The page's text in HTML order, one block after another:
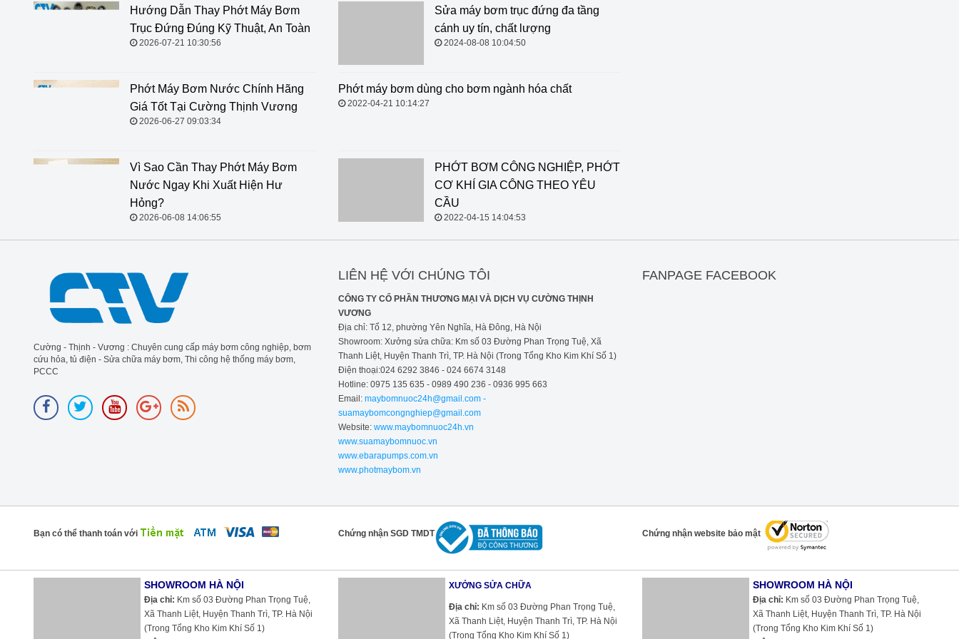
Hướng Dẫn Thay Phớt Máy Bơm
Trục Đứng Đúng Kỹ Thuật, An Toàn
2026-07-21 10:30:56
Phớt Máy Bơm Nước Chính Hãng
Giá Tốt Tại Cường Thịnh Vương
2026-06-27 09:03:34
Vì Sao Cần Thay Phớt Máy Bơm
Nước Ngay Khi Xuất Hiện Hư
Hỏng?
2026-06-08 14:06:55
Sửa máy bơm trục đứng đa tầng cánh uy tín, chất
Phớt máy bơm dùng cho bơm
PHỚT BƠM CÔNG NGHIỆP, PHỚT
CƠ KHÍ GIA CÔNG THEO YÊU
CẦU
2022-04-15 14:04:53
Cường - Thịnh - Vương : Chuyên cung cấp máy bơm công nghiệp, bơm
cứu hỏa, tủ điện - Sửa chữa máy bơm, Thi công hệ thống máy bơm,
PCCC
LIÊN HỆ VỚI CHÚNG TÔI
CÔNG TY CỔ PHẦN THƯƠNG MẠI VÀ DỊCH VỤ CƯỜNG THỊNH
VƯƠNG
Địa chỉ: Tổ 12, phường Yên Nghĩa, Hà Đông, Hà Nội
Showroom: Xưởng sửa chữa: Km số 03 Đường Phan Trọng Tuệ, Xã
Thanh Liệt, Huyện Thanh Trì, TP. Hà Nội (Trong Tổng Kho Kim Khí Số 1)
Điện thoại:024 6292 3846 - 024 6674 3148
Hotline: 0975 135 635 - 0989 490 236 - 0936 995 663
Email: maybomnuoc24h@gmail.com -
suamaybomcongnghiep@gmail.com
Website:www.maybomnuoc24h.vn
www.suamaybomnuoc.vn
www.ebarapumps.com.vn
www.photmaybom.vn
FANPAGE FACEBOOK
Bạn có thể thanh toán với Chứng nhận SGD TMDT Chứng nhận website bảo mật
SHOWROOM HÀ NỘI
Địa chỉ: Km số 03 Đường Phan Trọng Tuệ,
Xã Thanh Liệt, Huyện Thanh Trì, TP. Hà Nội
(Trong Tổng Kho Kim Khí Số 1)
XƯỞNG SỬA CHỮA
Địa chỉ: Km số 03 Đường Phan Trọng Tuệ,
Xã Thanh Liệt, Huyện Thanh Trì, TP. Hà Nội
(Trong Tổng Kho Kim Khí Số 1)
SHOWROOM HÀ NỘI
Địa chỉ: Km số 03 Đường Phan Trọng Tuệ,
Xã Thanh Liệt, Huyện Thanh Trì, TP. Hà Nội
(Trong Tổng Kho Kim Khí Số 1)